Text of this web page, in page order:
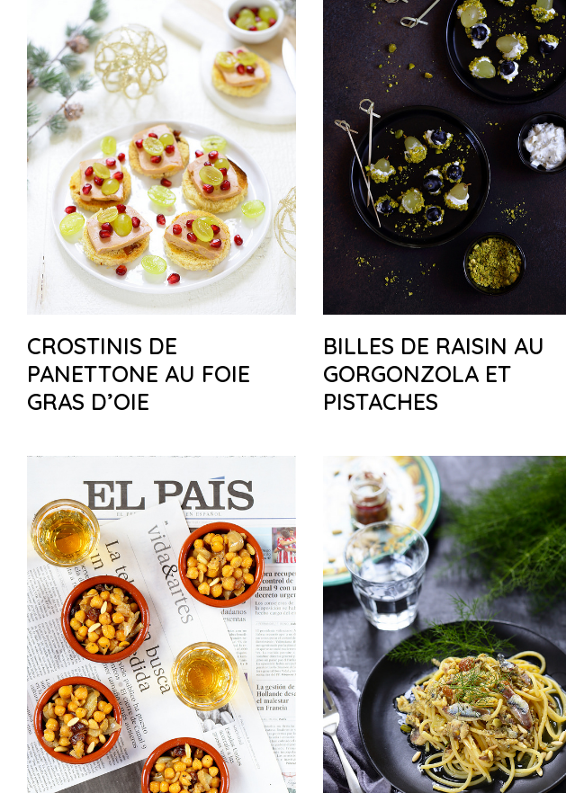
CROSTINIS DE
PANETTONE AU FOIE
GRAS D’OIE
BILLES DE RAISIN AU
GORGONZOLA ET
PISTACHES